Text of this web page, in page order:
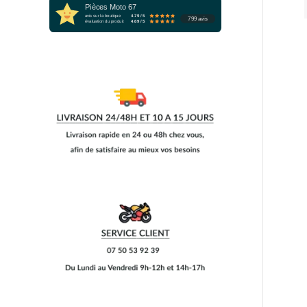
Pièces Moto 67
avis sur la boutique 4.79 / 5
évaluation du produit 4.69 / 5 799 avis